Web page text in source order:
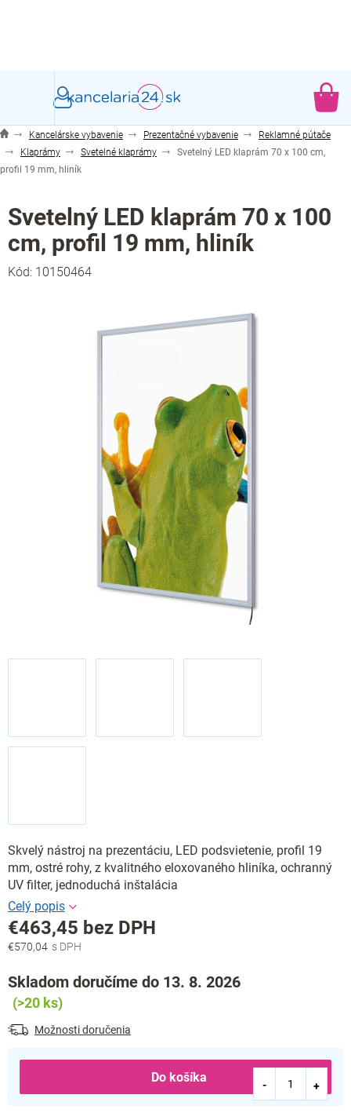
Kancelárske vybavenie Prezentačné vybavenie
Reklamné pútače
Klaprámy
Svetelné klaprámy
Svetelný LED klaprám 70 x 100 cm,
profil 19 mm, hliník
Svetelný LED klaprám 70 x 100
cm, profil 19 mm, hliník
Kód: 10150464
Skvelý nástroj na prezentáciu, LED podsvietenie, profil 19
mm, ostré rohy, z kvalitného eloxovaného hliníka, ochranný
UV filter, jednoduchá inštalácia
€570,04
€463,45 bez DPH
Jednotková
Skladom doručíme do 13. 8. 2026
(>20 ks)
Možnosti doručenia
Do košíka